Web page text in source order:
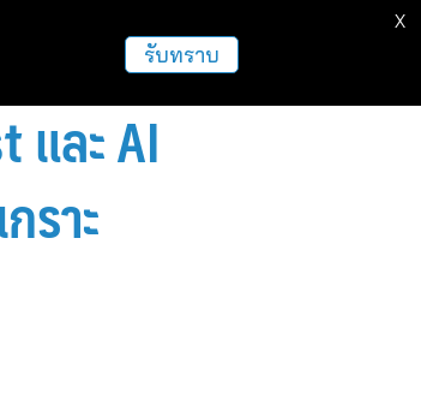
ละ AI
ราะ
รับทราบ
X